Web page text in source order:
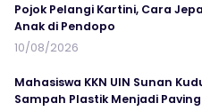
Pojok Pelangi Kartini, Cara
Anak di Pendopo
10/08/2026
Mahasiswa KKN UIN Sunan
Sampah Plastik Menjadi